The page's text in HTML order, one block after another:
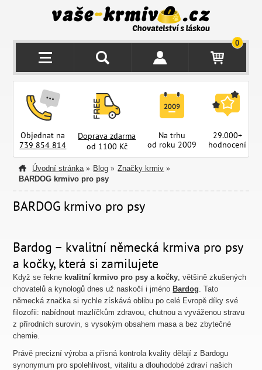
0
Objednat na
739 854 814
Doprava zdarma
od 1100 Kč
Na trhu
od roku 2009
29.000+
hodnocení
Úvodní stránka » Blog » Značky krmiv »
BARDOG krmivo pro psy
BARDOG krmivo pro psy
Bardog – kvalitní německá krmiva pro psy
a kočky, která si zamilujete
Když se řekne kvalitní krmivo pro psy a kočky, většině zkušených
chovatelů a kynologů dnes už naskočí i jméno Bardog. Tato
německá značka si rychle získává oblibu po celé Evropě díky své
filozofii: nabídnout mazlíčkům zdravou, chutnou a vyváženou stravu
z přírodních surovin, s vysokým obsahem masa a bez zbytečné
chemie.
Právě precizní výroba a přísná kontrola kvality dělají z Bardogu
synonymum pro spolehlivost, vitalitu a dlouhodobé zdraví našich